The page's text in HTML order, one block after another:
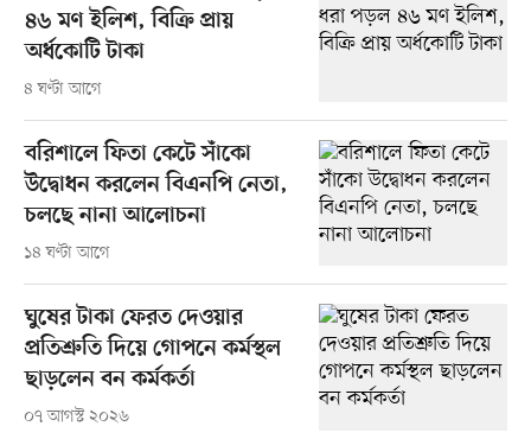
৪৬ মণ ইলিশ, বিক্রি প্রায়
অর্ধকোটি টাকা
৪ ঘণ্টা আগে
বরিশালে ফিতা কেটে সাঁকো
উদ্বোধন করলেন বিএনপি নেতা,
চলছে নানা আলোচনা
১৪ ঘণ্টা আগে
ঘুষের টাকা ফেরত দেওয়ার
প্রতিশ্রুতি দিয়ে গোপনে কর্মস্থল
ছাড়লেন বন কর্মকর্তা
০৭ আগস্ট ২০২৬